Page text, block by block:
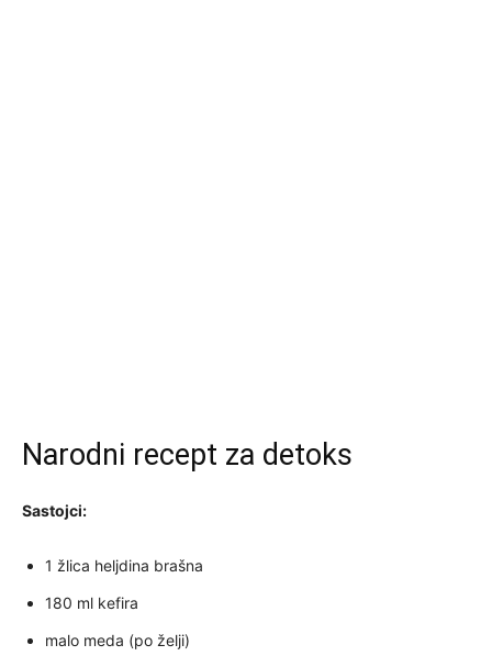
Narodni recept za detoks
Sastojci:
1 žlica heljdina brašna
180 ml kefira
malo meda (po želji)